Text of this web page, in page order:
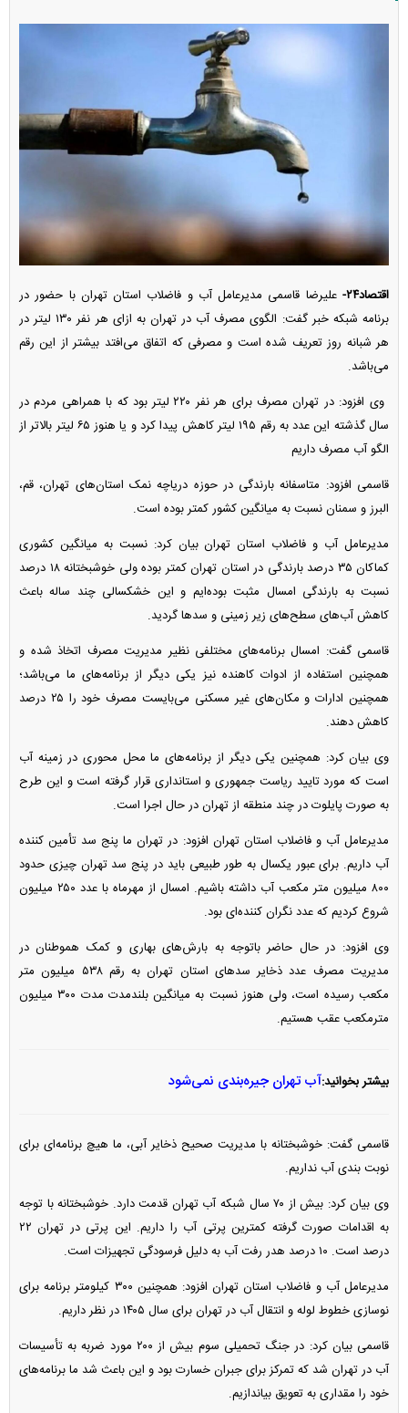
اقتصاد۲۴-
علیرضا قاسمی مدیرعامل آب و فاضلاب استان تهران با حضور در
برنامه شبکه خبر گفت: الگوی مصرف آب در تهران به ازای هر نفر ۱۳۰ لیتر در
هر شبانه روز تعریف شده است و مصرفی که اتفاق می‌افتد بیشتر از این رقم
می‌باشد.
وی افزود: در تهران مصرف برای هر نفر ۲۲۰ لیتر بود که با همراهی مردم در
سال گذشته این عدد به رقم ۱۹۵ لیتر کاهش پیدا کرد و یا هنوز ۶۵ لیتر بالاتر از
الگو آب مصرف داریم
قاسمی افزود: متاسفانه بارندگی در حوزه دریاچه نمک استان‌های تهران، قم،
البرز و سمنان نسبت به میانگین کشور کمتر بوده است.
مدیرعامل آب و فاضلاب استان تهران بیان کرد: نسبت به میانگین کشوری
کماکان ۳۵ درصد بارندگی در استان تهران کمتر بوده ولی خوشبختانه ۱۸ درصد
نسبت به بارندگی امسال مثبت بوده‌ایم و این خشکسالی چند ساله باعث
کاهش آب‌های سطح‌های زیر زمینی و سد‌ها گردید.
قاسمی گفت: امسال برنامه‌های مختلفی نظیر مدیریت مصرف اتخاذ شده و
همچنین استفاده از ادوات کاهنده نیز یکی دیگر از برنامه‌های ما می‌باشد؛
همچنین ادارات و مکان‌های غیر مسکنی می‌بایست مصرف خود را ۲۵ درصد
کاهش دهند.
وی بیان کرد: همچنین یکی دیگر از برنامه‌های ما محل محوری در زمینه آب
است که مورد تایید ریاست جمهوری و استانداری قرار گرفته است و این طرح
به صورت پایلوت در چند منطقه از تهران در حال اجرا است.
مدیرعامل آب و فاضلاب استان تهران افزود: در تهران ما پنج سد تأمین کننده
آب داریم. برای عبور یکسال به طور طبیعی باید در پنج سد تهران چیزی حدود
۸۰۰ میلیون متر مکعب آب داشته باشیم. امسال از مهرماه با عدد ۲۵۰ میلیون
شروع کردیم که عدد نگران کننده‌ای بود.
وی افزود: در حال حاضر باتوجه به بارش‌های بهاری و کمک هموطنان در
مدیریت مصرف عدد ذخایر سد‌های استان تهران به رقم ۵۳۸ میلیون متر
مکعب رسیده است، ولی هنوز نسبت به میانگین بلندمدت مدت ۳۰۰ میلیون
مترمکعب عقب هستیم.
بیشتر بخوانید:آب تهران جیره‌بندی نمی‌شود
قاسمی گفت: خوشبختانه با مدیریت صحیح ذخایر آبی، ما هیچ برنامه‌ای برای
نوبت بندی آب نداریم.
وی بیان کرد: بیش از ۷۰ سال شبکه آب تهران قدمت دارد. خوشبختانه با توجه
به اقدامات صورت گرفته کمترین پرتی آب را داریم. این پرتی در تهران ۲۲
درصد است. ۱۰ درصد هدر رفت آب به دلیل فرسودگی تجهیزات است.
مدیرعامل آب و فاضلاب استان تهران افزود: همچنین ۳۰۰ کیلومتر برنامه برای
نوسازی خطوط لوله و انتقال آب در تهران برای سال ۱۴۰۵ در نظر داریم.
قاسمی بیان کرد: در جنگ تحمیلی سوم بیش از ۲۰۰ مورد ضربه به تأسیسات
آب در تهران شد که تمرکز برای جبران خسارت بود و این باعث شد ما برنامه‌های
خود را مقداری به تعویق بیاندازیم.